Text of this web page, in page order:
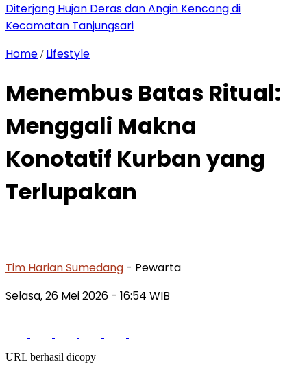
Diterjang Hujan Deras dan Angin Kencang di
Kecamatan Tanjungsari
Home / Lifestyle
Menembus Batas Ritual:
Menggali Makna
Konotatif Kurban yang
Terlupakan
Tim Harian Sumedang - Pewarta
Selasa, 26 Mei 2026 - 16:54 WIB
URL berhasil dicopy